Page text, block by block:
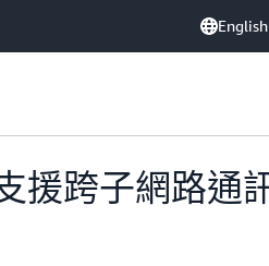
English
援跨子網路通